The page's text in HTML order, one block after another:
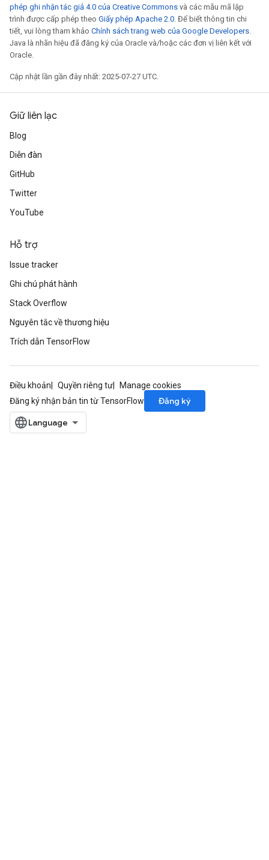
phép ghi nhận tác giả 4.0 của Creative Commons và các mẫu mã lập
trình được cấp phép theo Giấy phép Apache 2.0. Để biết thông tin chi
tiết, vui lòng tham khảo Chính sách trang web của Google Developers.
Java là nhãn hiệu đã đăng ký của Oracle và/hoặc các đơn vị liên kết với
Oracle.
Cập nhật lần gần đây nhất: 2025-07-27 UTC.
Giữ liên lạc
Blog
Diễn đàn
GitHub
Twitter
YouTube
Hỗ trợ
Issue tracker
Ghi chú phát hành
Stack Overflow
Nguyên tắc về thương hiệu
Trích dẫn TensorFlow
Điều khoản Quyền riêng tư
Manage cookies
Đăng ký nhận bản tin từ TensorFlow
Đăng ký